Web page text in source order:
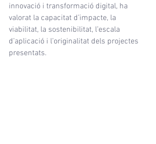
innovació i transformació digital, ha
valorat la capacitat d’impacte, la
viabilitat, la sostenibilitat, l’escala
d’aplicació i l’originalitat dels projectes
presentats.